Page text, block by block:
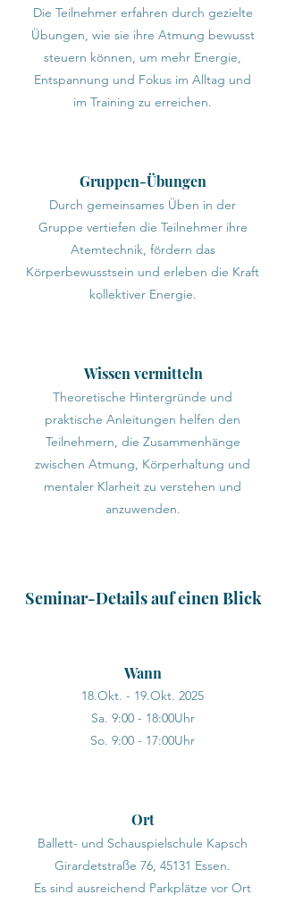
Die Teilnehmer erfahren durch gezielte
Übungen, wie sie ihre Atmung bewusst
steuern können, um mehr Energie,
Entspannung und Fokus im Alltag und
im Training zu erreichen.
Gruppen-Übungen
Durch gemeinsames Üben in der
Gruppe vertiefen die Teilnehmer ihre
Atemtechnik, fördern das
Körperbewusstsein und erleben die Kraft
kollektiver Energie.
Wissen vermitteln
Theoretische Hintergründe und
praktische Anleitungen helfen den
Teilnehmern, die Zusammenhänge
zwischen Atmung, Körperhaltung und
mentaler Klarheit zu verstehen und
anzuwenden.
Seminar-Details auf einen Blick
Wann
18.Okt. - 19.Okt. 2025
Sa. 9:00 - 18:00Uhr
So. 9:00 - 17:00Uhr
Ort
Ballett- und Schauspielschule Kapsch
Girardetstraße 76, 45131 Essen.
​Es sind ausreichend Parkplätze vor Ort